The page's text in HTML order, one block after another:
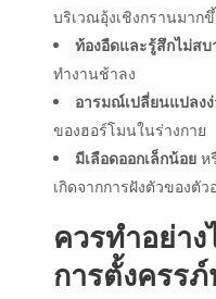
บริเวณอุ้งเชิงกรานมาก
ท้องอืดและรู้สึกไม่สบ
ทำงานช้าลง
อารมณ์เปลี่ยนแปลง
ของฮอร์โมนในร่างกาย
มีเลือดออกเล็กน้อย ห
เกิดจากการฝังตัวของตั
ควรทำอย่า
การตั้งครรภ์